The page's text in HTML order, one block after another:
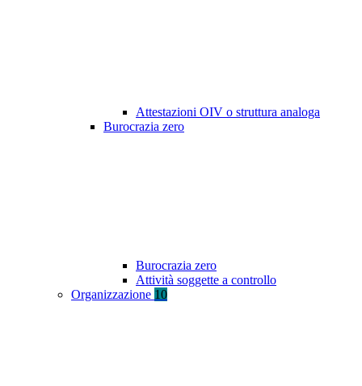
Attestazioni OIV o struttura analoga
Burocrazia zero
Burocrazia zero
Attività soggette a controllo
Organizzazione 10